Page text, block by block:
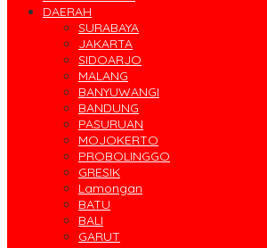
DAERAH
SURABAYA
JAKARTA
SIDOARJO
MALANG
BANYUWANGI
BANDUNG
PASURUAN
MOJOKERTO
PROBOLINGGO
GRESIK
Lamongan
BATU
BALI
GARUT